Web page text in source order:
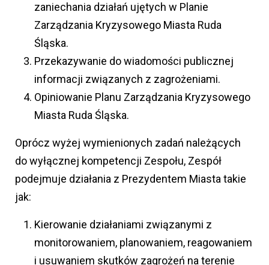
zaniechania działań ujętych w Planie
Zarządzania Kryzysowego Miasta Ruda
Śląska.
Przekazywanie do wiadomości publicznej
informacji związanych z zagrożeniami.
Opiniowanie Planu Zarządzania Kryzysowego
Miasta Ruda Śląska.
Oprócz wyżej wymienionych zadań należących
do wyłącznej kompetencji Zespołu, Zespół
podejmuje działania z Prezydentem Miasta takie
jak:
Kierowanie działaniami związanymi z
monitorowaniem, planowaniem, reagowaniem
i usuwaniem skutków zagrożeń na terenie